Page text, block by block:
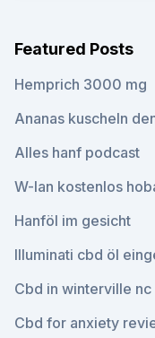
Featured Posts
Hemprich 3000 mg
Ananas kuscheln
Alles hanf podcast
W-lan kostenlos
Hanföl im gesicht
Illuminati cbd öl
Cbd in winterville nc
Cbd for anxiety